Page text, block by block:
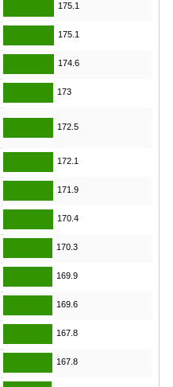
175.1
175.1
174.6
173
172.5
172.1
171.9
170.4
170.3
169.9
169.6
167.8
167.8